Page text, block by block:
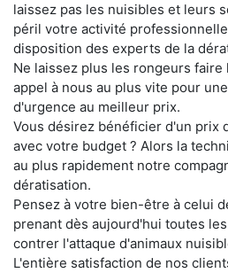
laissez pas les nuisibles et leurs
péril votre activité
disposition des experts de la
Ne laissez plus les rongeurs
appel à nous au plus vite pour
d'urgence au meilleur prix.
Vous désirez bénéficier d'un prix
avec votre budget ? Alors la
au plus rapidement notre
dératisation.
Pensez à votre bien-être à celui
prenant dès aujourd'hui toutes
contrer l'attaque d'animaux
L'entière satisfaction de nos